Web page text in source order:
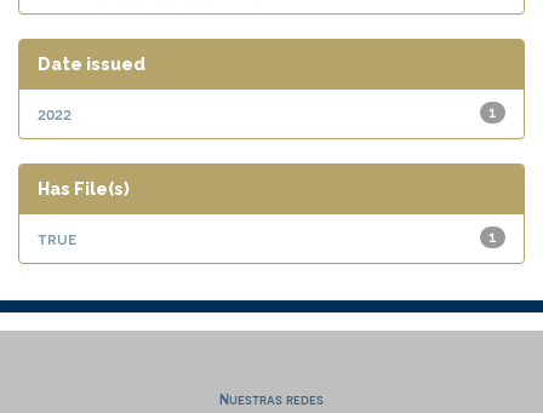
Date issued
1
2022
Has File(s)
1
true
Nuestras redes